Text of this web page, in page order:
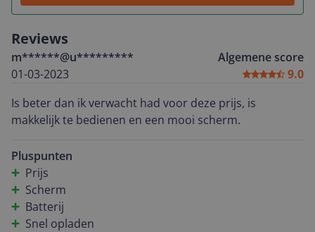
Reviews
m******@u*********
01-03-2023
Algemene score
9.0
Is beter dan ik verwacht had voor deze prijs, is
makkelijk te bedienen en een mooi scherm.
Pluspunten
Prijs
Scherm
Batterij
Snel opladen